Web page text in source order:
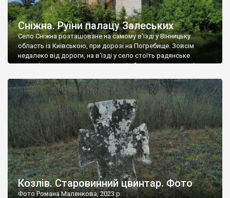
Сніжна. Руїни палацу Залеських
Село Сніжна розташоване на самому в’їзді у Вінницьку
область із Київською, при дорозі на Погребище. Зовсім
недалеко від дороги, на в’їзді у село стоїть радянське
рельєфне пано, яке показує жінку і яблуню, а трохи далі, десь
не видно, але видно дві стареньких колії у траві – […]
Козлів. Старовинний цвинтар. Фото
Фото Романа Маленкова, 2023 р.